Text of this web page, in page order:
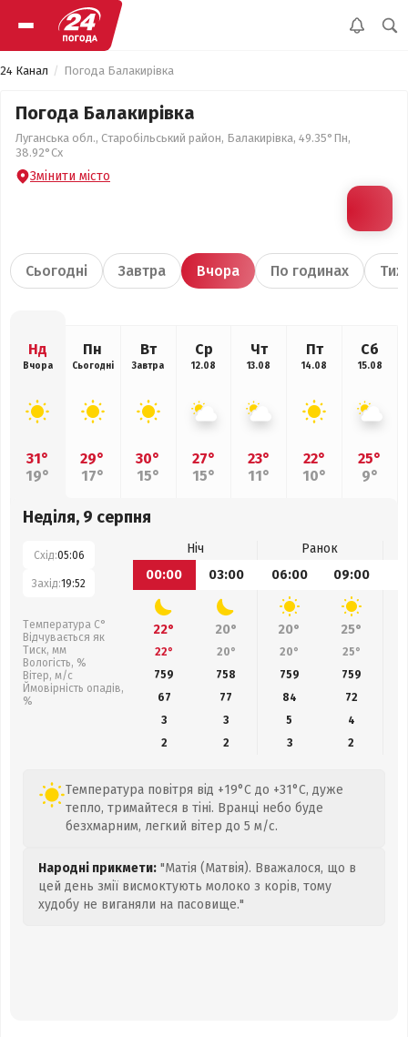
24 Канал Погода Балакирівка
Погода Балакирівка
Луганська обл., Старобільський район, Балакирівка, 49.35°Пн,
38.92°Сх
Змінити місто
Сьогодні Завтра Вчора По годинах
Нд
Вчора
31°
19°
Пн
Сьогодні
29°
17°
Вт
Завтра
30°
15°
Ср
12.08
27°
15°
Чт
13.08
23°
11°
Пт
14.08
22°
10°
Сб
15.08
25°
9°
Неділя, 9 серпня
Схід:05:06
Захід:19:52
Температура С°
Відчувається як
Тиск, мм
Вологість, %
Вітер, м/с
Ймовірність опадів,
%
Ніч
Ранок
00:00
03:00 06:00 09:00
22° 20° 20° 25°
22° 20° 20° 25°
759
758 759 759
67
77 84 72
3
3 5
4
2
2 3 2
Температура повітря від +19°C до +31°C, дуже
тепло, тримайтеся в тіні. Вранці небо буде
безхмарним, легкий вітер до 5 м/с.
Народні прикмети: "Матія (Матвія). Вважалося, що в
цей день змії висмоктують молоко з корів, тому
худобу не виганяли на пасовище."